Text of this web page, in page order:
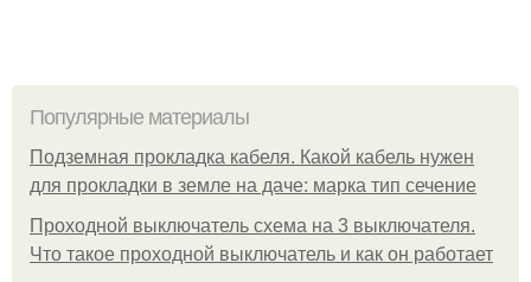
Популярные материалы
Подземная прокладка кабеля. Какой кабель нужен
для прокладки в земле на даче: марка тип сечение
Проходной выключатель схема на 3 выключателя.
Что такое проходной выключатель и как он работает